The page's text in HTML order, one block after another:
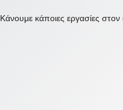
κάποιες εργασίες